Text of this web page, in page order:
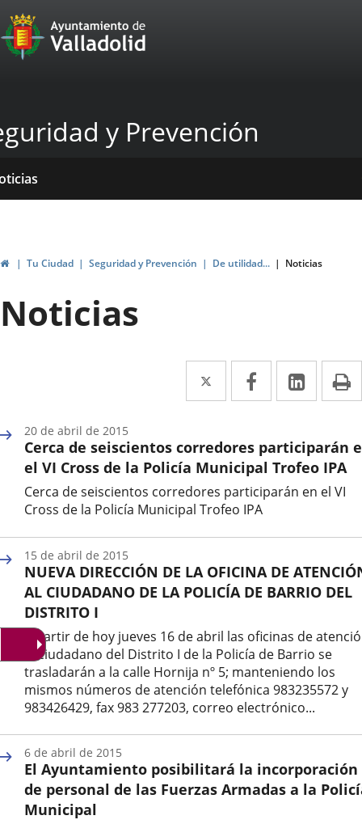
Portal
Web
Ayuntamiento
de
Valladolid
y Prevención
InicioTu Ciudad Seguridad y Prevención De utilidad... Noticias
Noticias
Twitter
Enlace
a
aplicación
externa.
Facebook
Enlace
a
aplicación
externa.
Enlace
a
Cerca de seiscientos corredores participarán
el VI Cross de la Policía Municipal Trofeo IPA
Cerca de seiscientos corredores participarán en el VI
Cross de la Policía Municipal Trofeo IPA
la
noticia
20 de abril de 2015
NUEVA DIRECCIÓN DE LA OFICINA DE
AL CIUDADANO DE LA POLICÍA DE BARRIO DEL
DISTRITO I
A partir de hoy jueves 16 de abril las oficinas de
al ciudadano del Distrito I de la Policía de Barrio se
trasladarán a la calle Hornija nº 5; manteniendo los
mismos números de atención telefónica 983235572 y
983426429, fax 983 277203, correo electrónico...
la
noticia
15 de abril de 2015
El Ayuntamiento posibilitará la incorporación
de personal de las Fuerzas Armadas a la
Municipal
6 de abril de 2015